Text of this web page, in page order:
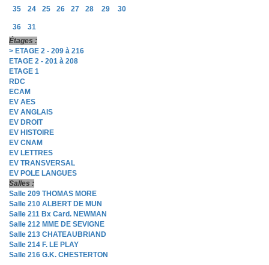
35 24 25 26 27 28 29 30
36
31
Étages :
> ETAGE 2 - 209 à 216
ETAGE 2 - 201 à 208
ETAGE 1
RDC
ECAM
EV AES
EV ANGLAIS
EV DROIT
EV HISTOIRE
EV CNAM
EV LETTRES
EV TRANSVERSAL
EV POLE LANGUES
Salles :
Salle 209 THOMAS MORE
Salle 210 ALBERT DE MUN
Salle 211 Bx Card. NEWMAN
Salle 212 MME DE SEVIGNE
Salle 213 CHATEAUBRIAND
Salle 214 F. LE PLAY
Salle 216 G.K. CHESTERTON